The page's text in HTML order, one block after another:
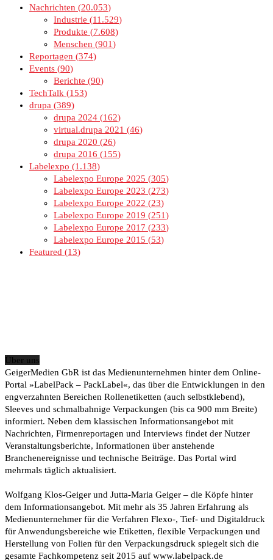
Nachrichten
20.053
Industrie
11.529
Produkte
7.608
Menschen
901
Reportagen
374
Events 90
Berichte
90
TechTalk
153
drupa 389
drupa 2024
162
virtual.drupa 2021
46
drupa 2020
26
drupa 2016
155
Labelexpo
1.138
Labelexpo Europe 2025
305
Labelexpo Europe 2023
273
Labelexpo Europe 2022
23
Labelexpo Europe 2019
251
Labelexpo Europe 2017
233
Labelexpo Europe 2015
53
Featured
13
Über uns
GeigerMedien GbR ist das Medienunternehmen hinter dem Online-
Portal »LabelPack – PackLabel«, das über die Entwicklungen in den
engverzahnten Bereichen Rollenetiketten (auch selbstklebend),
Sleeves und schmalbahnige Verpackungen (bis ca 900 mm Breite)
informiert. Neben dem klassischen Informationsangebot mit
Nachrichten, Firmenreportagen und Interviews findet der Nutzer
Veranstaltungsberichte, Informationen über anstehende
Branchenereignisse und technische Beiträge. Das Portal wird
mehrmals täglich aktualisiert.
Wolfgang Klos-Geiger und Jutta-Maria Geiger – die Köpfe hinter
dem Informationsangebot. Mit mehr als 35 Jahren Erfahrung als
Medienunternehmer für die Verfahren Flexo-, Tief- und Digitaldruck
für Anwendungsbereiche wie Etiketten, flexible Verpackungen und
Herstellung von Folien für den Verpackungsdruck spiegelt sich die
gesamte Fachkompetenz seit 2015 auf www.labelpack.de